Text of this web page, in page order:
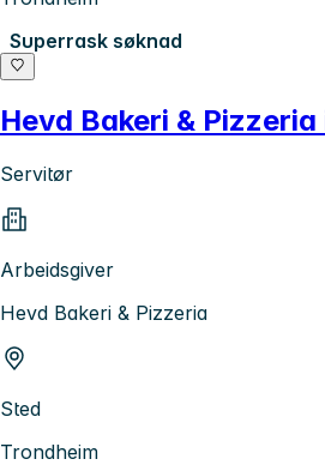
Superrask søknad
Hevd Bakeri &
Servitør
Arbeidsgiver
Hevd Bakeri & Pizzeria
Sted
Trondheim